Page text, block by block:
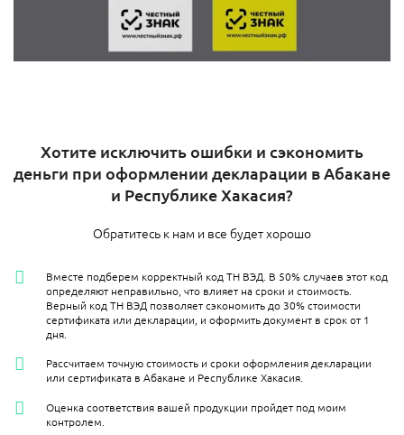
Хотите исключить ошибки и сэкономить
деньги при оформлении декларации в Абакане
и Республике Хакасия?
Обратитесь к нам и все будет хорошо
Вместе подберем корректный код ТН ВЭД. В 50% случаев этот код
определяют неправильно, что влияет на сроки и стоимость.
Верный код ТН ВЭД позволяет сэкономить до 30% стоимости
сертификата или декларации, и оформить документ в срок от 1
дня.
Рассчитаем точную стоимость и сроки оформления декларации
или сертификата в Абакане и Республике Хакасия.
Оценка соответствия вашей продукции пройдет под моим
контролем.